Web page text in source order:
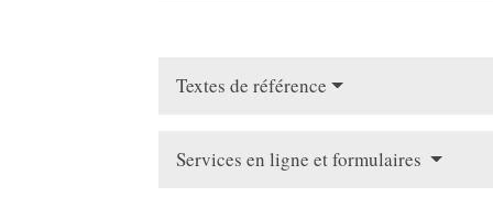
Textes de référence
Services en ligne et formulaires